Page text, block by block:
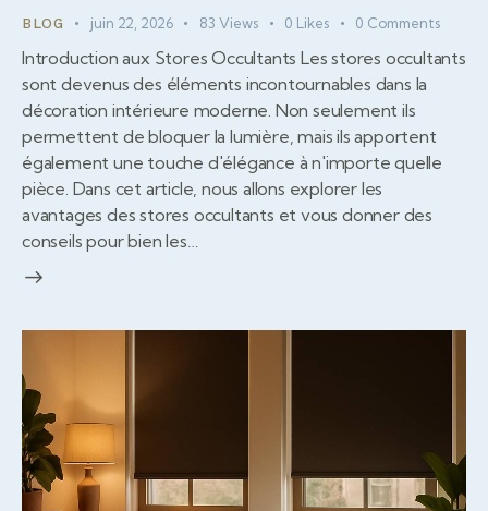
BLOG juin 22, 2026 83 Views 0 Likes 0 Comments
Introduction aux Stores Occultants Les stores occultants
sont devenus des éléments incontournables dans la
décoration intérieure moderne. Non seulement ils
permettent de bloquer la lumière, mais ils apportent
également une touche d'élégance à n'importe quelle
pièce. Dans cet article, nous allons explorer les
avantages des stores occultants et vous donner des
conseils pour bien les…